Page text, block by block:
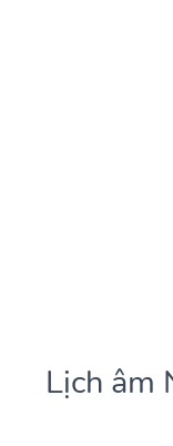
Lịch âm